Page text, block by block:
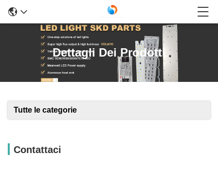
Dettagli Dei Prodotti
Tutte le categorie
Contattaci